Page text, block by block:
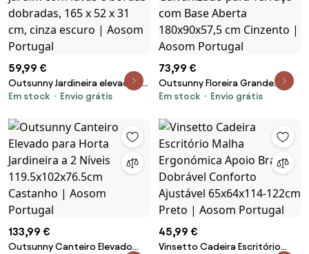
59,99 €
Outsunny Jardineira elevada em
aço galvanizado, canteiro de
dobradas, 165 x 52 x 31 cm,
cinza escuro | Aosom Portugal
Em stock Envio grátis
73,99 €
Outsunny Floreira Grande
Exterior Retangular em Aço
Base Aberta 180x90x57,5 cm
Cinzento | Aosom Portugal
Em stock Envio grátis
133,99 €
Outsunny Canteiro Elevado
45,99 €
Vinsetto Cadeira Escritório